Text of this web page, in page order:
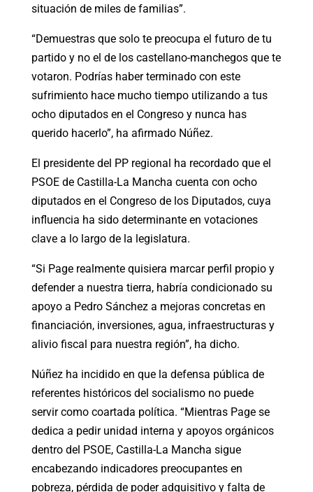
situación de miles de familias”.
“Demuestras que solo te preocupa el futuro de tu
partido y no el de los castellano-manchegos que te
votaron. Podrías haber terminado con este
sufrimiento hace mucho tiempo utilizando a tus
ocho diputados en el Congreso y nunca has
querido hacerlo”, ha afirmado Núñez.
El presidente del PP regional ha recordado que el
PSOE de Castilla-La Mancha cuenta con ocho
diputados en el Congreso de los Diputados, cuya
influencia ha sido determinante en votaciones
clave a lo largo de la legislatura.
“Si Page realmente quisiera marcar perfil propio y
defender a nuestra tierra, habría condicionado su
apoyo a Pedro Sánchez a mejoras concretas en
financiación, inversiones, agua, infraestructuras y
alivio fiscal para nuestra región”, ha dicho.
Núñez ha incidido en que la defensa pública de
referentes históricos del socialismo no puede
servir como coartada política. “Mientras Page se
dedica a pedir unidad interna y apoyos orgánicos
dentro del PSOE, Castilla-La Mancha sigue
encabezando indicadores preocupantes en
pobreza, pérdida de poder adquisitivo y falta de